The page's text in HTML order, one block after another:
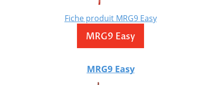
Fiche produit MRG9 Easy
MRG9 Easy
MRG9 Easy